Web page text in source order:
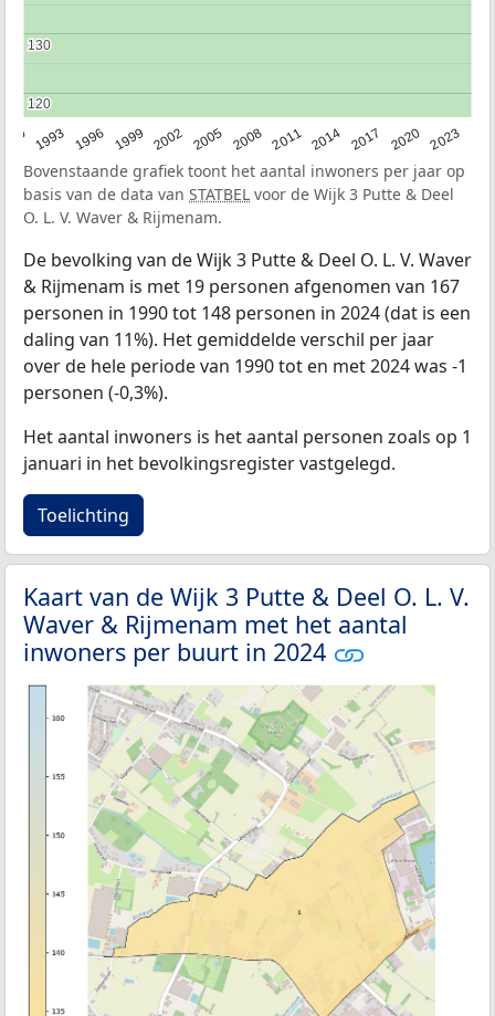
1993 1996 1999 2002 2005 2008 2011 2014 2017 2020 2023
120
120
130
130
Bovenstaande grafiek toont het aantal inwoners per jaar op
basis van de data van STATBEL voor de Wijk 3 Putte & Deel
O. L. V. Waver & Rijmenam.
De bevolking van de Wijk 3 Putte & Deel O. L. V. Waver
& Rijmenam is met 19 personen afgenomen van 167
personen in 1990 tot 148 personen in 2024 (dat is een
daling van 11%). Het gemiddelde verschil per jaar
over de hele periode van 1990 tot en met 2024 was -1
personen (-0,3%).
Het aantal inwoners is het aantal personen zoals op 1
januari in het bevolkingsregister vastgelegd.
Toelichting
Kaart van de Wijk 3 Putte & Deel O. L. V.
Waver & Rijmenam met het aantal
inwoners per buurt in 2024